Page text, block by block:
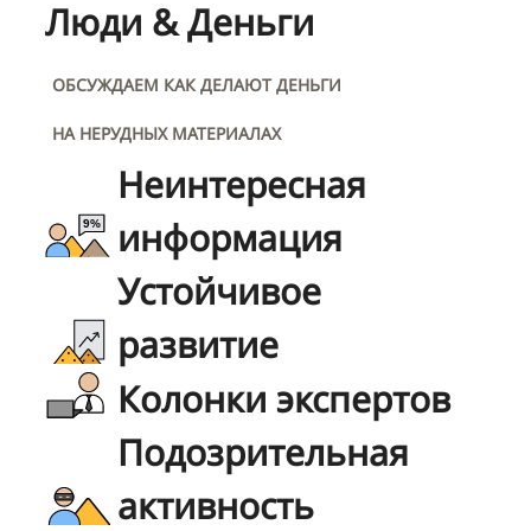
Люди & Деньги
ОБСУЖДАЕМ КАК ДЕЛАЮТ ДЕНЬГИ
НА НЕРУДНЫХ МАТЕРИАЛАХ
Неинтересная
информация
Устойчивое
развитие
Колонки экспертов
Подозрительная
активность